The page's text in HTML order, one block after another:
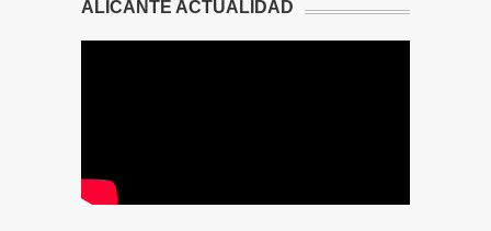
ALICANTE ACTUALIDAD